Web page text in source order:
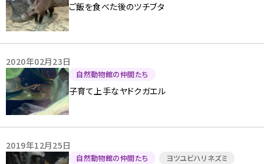
ご飯を食べた後のツチブタ
2020年02月23日
自然動物館の仲間たち
子育て上手なヤドクガエル
2019年12月25日
自然動物館の仲間たち ヨツユビハリネズミ